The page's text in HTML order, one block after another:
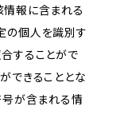
情報に含まれる
の個人を識別す
することがで
できることとな
号が含まれる情